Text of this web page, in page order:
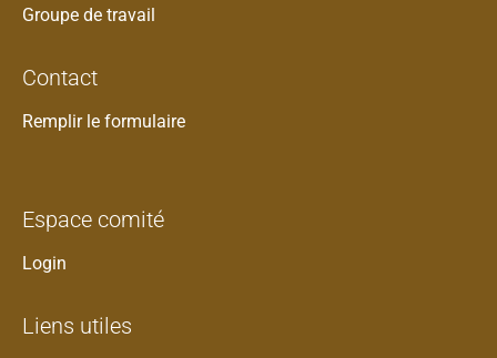
Groupe de travail
Contact
Remplir le formulaire
Espace comité
Login
Liens utiles